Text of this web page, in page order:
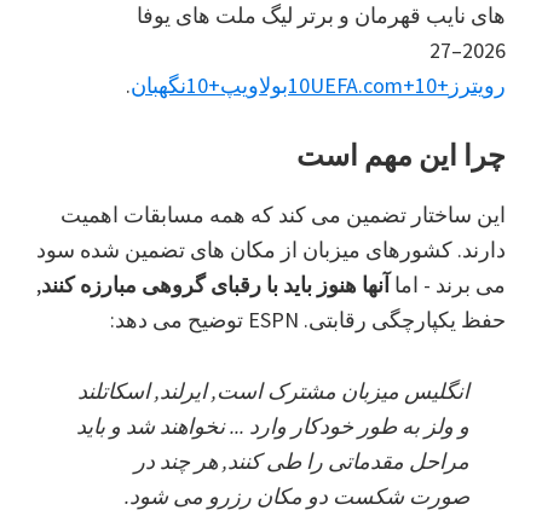
های نایب قهرمان و برتر لیگ ملت های یوفا
2026–27
رویترز +10
UEFA.com+10 بولاویپ+10 نگهبان.
چرا این مهم است
این ساختار تضمین می کند که همه مسابقات اهمیت
دارند. کشورهای میزبان از مکان های تضمین شده سود
می برند - اما آنها هنوز باید با رقبای گروهی مبارزه کنند,
حفظ یکپارچگی رقابتی. ESPN توضیح می دهد:
انگلیس میزبان مشترک است, ایرلند, اسکاتلند
و ولز به طور خودکار وارد ... نخواهند شد و باید
مراحل مقدماتی را طی کنند, هر چند در
صورت شکست دو مکان رزرو می شود.